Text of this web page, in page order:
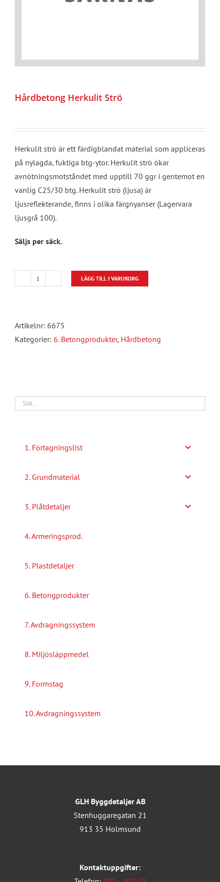
Hårdbetong Herkulit Strö
Herkulit strö är ett färdigblandat material som appliceras
på nylagda, fuktiga btg-ytor. Herkulit strö ökar
avnötningsmotståndet med upptill 70 ggr i gentemot en
vanlig C25/30 btg. Herkulit strö (ljusa) är
ljusreflekterande, finns i olika färgnyanser (Lagervara
ljusgrå 100).
Säljs per säck.
Hårdbetong
mängd
LÄGG TILL I VARUKORG
Artikelnr: 6675
Kategorier: 6. Betongprodukter, Hårdbetong
1. Förtagningslist
2. Grundmaterial
3. Plåtdetaljer
4. Armeringsprod.
5. Plastdetaljer
6. Betongprodukter
7. Avdragningssystem
8. Miljösläppmedel
9. Formstag
10. Avdragningssystem
GLH Byggdetaljer AB
Stenhuggaregatan 21
913 35 Holmsund
Kontaktuppgifter: